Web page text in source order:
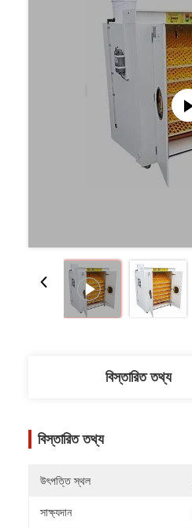
বিস্তারিত তথ্য
বিস্তারিত তথ্য
উৎপত্তি স্থল
সাক্ষ্যদান